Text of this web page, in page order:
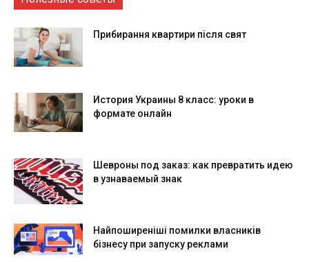
Прибирання квартири після свят
История Украины 8 класс: уроки в
формате онлайн
Шевроны под заказ: как превратить идею
в узнаваемый знак
Найпоширеніші помилки власників
бізнесу при запуску реклами